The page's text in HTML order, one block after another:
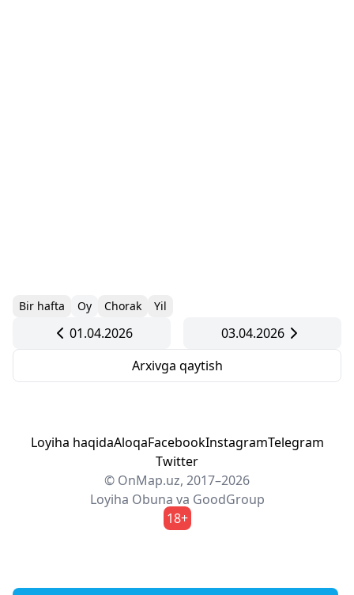
Bir hafta Oy Chorak Yil
01.04.2026
03.04.2026
Arxivga qaytish
Loyiha haqidaAloqaFacebookInstagramTelegram
Twitter
© OnMap.uz, 2017–2026
Loyiha Obuna va GoodGroup
18+